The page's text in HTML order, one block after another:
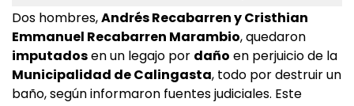
Dos hombres,Andrés Recabarren y Cristhian
Emmanuel Recabarren Marambio, quedaron
imputadosen un legajo por daño en perjuicio de la
Municipalidad de Calingasta, todo por destruir un
baño, según informaron fuentes judiciales. Este